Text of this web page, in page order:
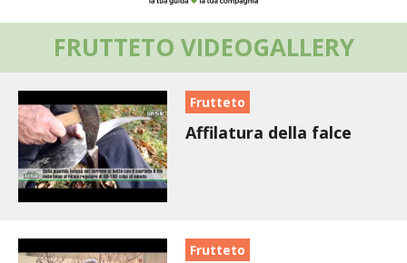
GIARDINO
ORTO
FRUTTETO
VIGNETO
FRUTTETO VIDEOGALLERY
Frutteto
Affilatura della falce
Frutteto